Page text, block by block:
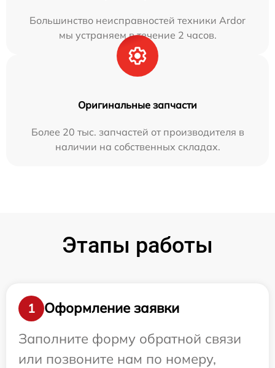
Большинство неисправностей техники Ardor
мы устраняем в течение 2 часов.
Оригинальные запчасти
Более 20 тыс. запчастей от производителя в
наличии на собственных складах.
Этапы работы
1
Оформление заявки
Заполните форму обратной связи
или позвоните нам по номеру,